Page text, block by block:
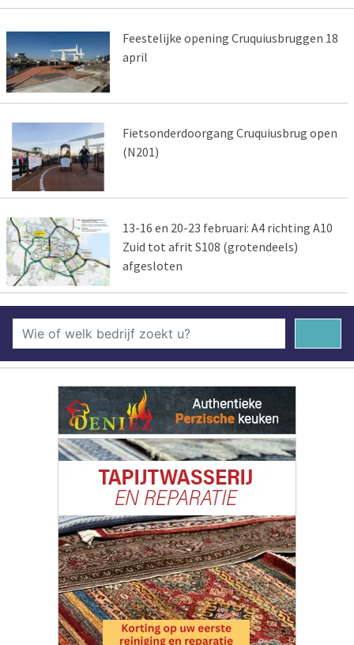
Feestelijke opening Cruquiusbruggen 18
april
Fietsonderdoorgang Cruquiusbrug open
(N201)
13-16 en 20-23 februari: A4 richting A10
Zuid tot afrit S108 (grotendeels)
afgesloten